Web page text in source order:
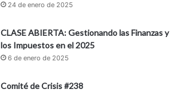
24 de enero de 2025
CLASE ABIERTA: Gestionando las Finanzas y
los Impuestos en el 2025
6 de enero de 2025
Comité de Crisis #238